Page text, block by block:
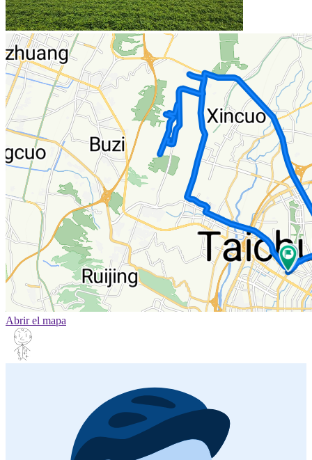
Abrir el mapa